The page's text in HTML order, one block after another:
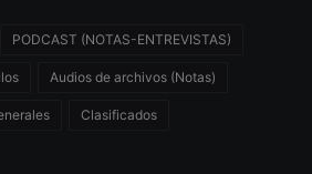
PODCAST (NOTAS-ENTREVISTAS)
Audios de archivos (Notas)
Clasificados